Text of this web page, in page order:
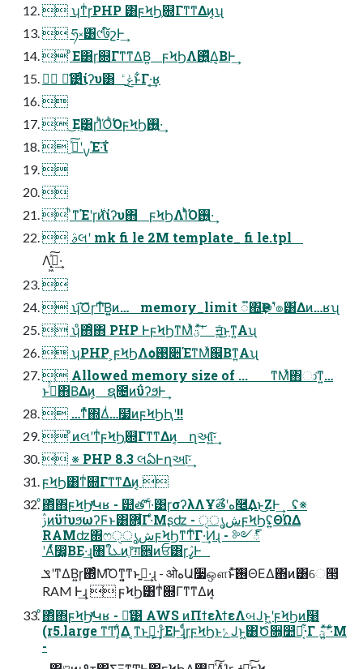
 ʮͳͥɼPHP ͸ϝϞϦ͕଍Γͳ͘ͳΔͷ͔ʯ
 ཧ༝͸୯७໌շͰ͢
 ͦΕ͸ɼ଍Γͳ͘ͳΔ͘Β͍ ϝϞϦΛ࢖͍ͬͯΔ͔ΒͰ͢
 ྫ͑͹͜͏͍ͬͨίʔυ͸ ݟͨ͜ͱ͋Γ·͔͢ʁ

 ͜Ε࣮͸ɼΊͪΌͪ͘ΌϝϞϦ࢖͍·͢
 ࣮ࡍʹࢼͯ͠Έ·͠ΐ͏


 ͪͳΈʹɼ࣍ͷίʔυ΋ ϝϞϦΛΊͬͪΌ࢖͍·͢
 ࣄલʹ mk fi le 2M template_ fi le.tpl
Λ࣮ߦ͓͖ͯ͠·͢

 ʮ͡Ό͊ɼͲ͏ͨ͠Β͍͍ͷ… memory_limit ૿΍͢Ҏ֎ʹํ๏͸͋Δͷ…ʁʯ
 ʮͦ΋ͦ΋ PHP ͰϝϞϦͳΜͯؾʹͯ͠ ॻ͍ͨ͜ͱͳ͍Αʯ
 ʮPHP ͕ϝϞϦΛѻ͏࢓૊ΈͳΜͯ஌Βͳ͍Αʯ
 Allowed memory size of ... ͳΜͯ΋͏ා͘ͳ͍…
ͱࢥͬͯ΋Β͑Δͷ͕ ຊ೔ͷΰʔϧͰ͢
 …ͳͬͯ΍Δͥ…໷ͷϝϞϦԦʹ!!
 ͦͷલʹͳͥϝϞϦ͕଍Γͳ͘ͳΔͷ͔ ղઆ͍͖ͯ͠·͢
 ※ PHP 8.3 લఏͰղઆ͠·͢
ϝϞϦ͸ͳͥ଍Γͳ͘ͳΔͷ͔ 
ͦ΋ͦ΋ϝϞϦͬͯԿʁ - ୺తʹݴͬͯ͠·͑͹ɼσʔλΛҰ࣌తʹه࿥͢Δͱ͜ΖͰ͢ ʢ※
ࢲͷϋϯυϧωʔϜͱ͸ؔ܎͕͋Γ·ͤΜʂʣ - شൃੑϝϞϦʢ͍ΘΏΔ
RAMʣ΍ෆشൃੑϝϞϦͳͲ͋Γ·͢Ͷɻ - ༻్
ʹΑͬͯ෼͚ΒΕ·͢ɻ৘ใܥͷֶ෦ग़਎ͷਓ͸ɼߨٛͰ
ݏʹͳΔ͘Β͍ɼ΍ͬͨΜ͡Όͳ͍͔ͳͱࢥ͍·͢ɻ - ओهԱ૷ஔͱͯ͠࢖ΘΕΔ΋ͷ͸େ൒͕
RAM Ͱ͢ɻ  ϝϞϦ͸ͳͥ଍Γͳ͘ͳΔͷ͔
ͦ΋ͦ΋ϝϞϦͬͯԿʁ - ྫ͑͹ AWS ͷΠϯελϯεΛબͿͱ͖ʹϝϞϦͷ߲໨
(r5.large ͳͲ)͕͋Δ ͔ͳͱࢥ͍·͕͢ɼͦΕͰ͢ɻͨͩɼϝϞϦͱݺͿͱ͖͸Ծ૝͔෺ཧ͔͋·Γ ؾʹ͍ͯ͠·ͤΜ
-